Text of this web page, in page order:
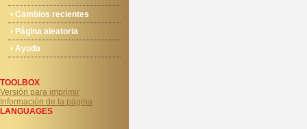
Cambios recientes
Página aleatoria
Ayuda
TOOLBOX
Versión para imprimir
Información de la página
LANGUAGES